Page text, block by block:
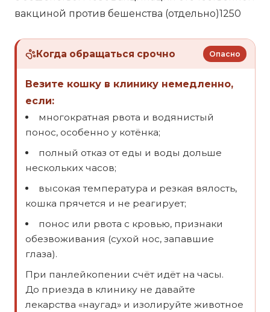
вакциной против бешенства (отдельно)1250
Когда обращаться срочно Опасно
Везите кошку в клинику немедленно,
если:
многократная рвота и водянистый
понос, особенно у котёнка;
полный отказ от еды и воды дольше
нескольких часов;
высокая температура и резкая вялость,
кошка прячется и не реагирует;
понос или рвота с кровью, признаки
обезвоживания (сухой нос, запавшие
глаза).
При панлейкопении счёт идёт на часы.
До приезда в клинику не давайте
лекарства «наугад» и изолируйте животное